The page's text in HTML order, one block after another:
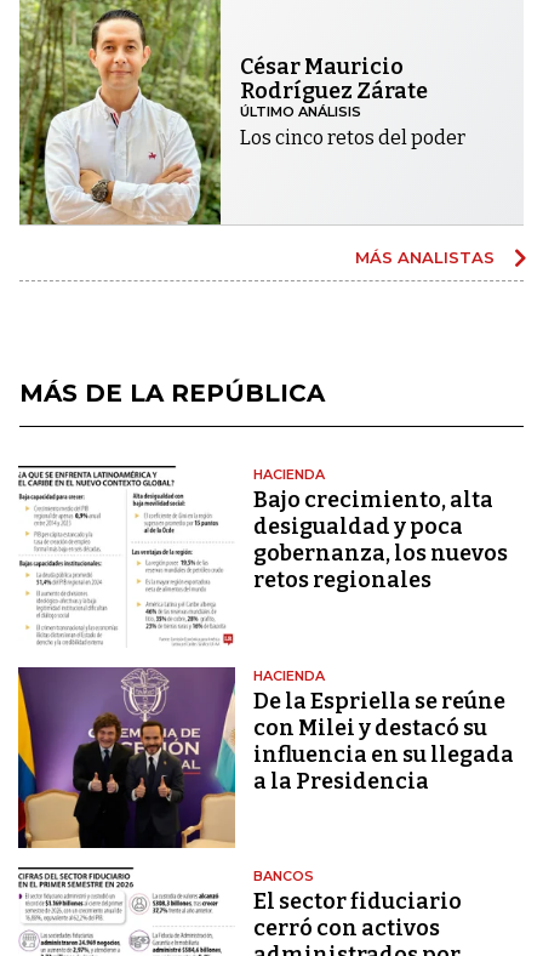
César Mauricio
Rodríguez Zárate
ÚLTIMO ANÁLISIS
Los cinco retos del poder
MÁS ANALISTAS
MÁS DE LA REPÚBLICA
HACIENDA
Bajo crecimiento, alta
desigualdad y poca
gobernanza, los nuevos
retos regionales
HACIENDA
De la Espriella se reúne
con Milei y destacó su
influencia en su llegada
a la Presidencia
BANCOS
El sector fiduciario
cerró con activos